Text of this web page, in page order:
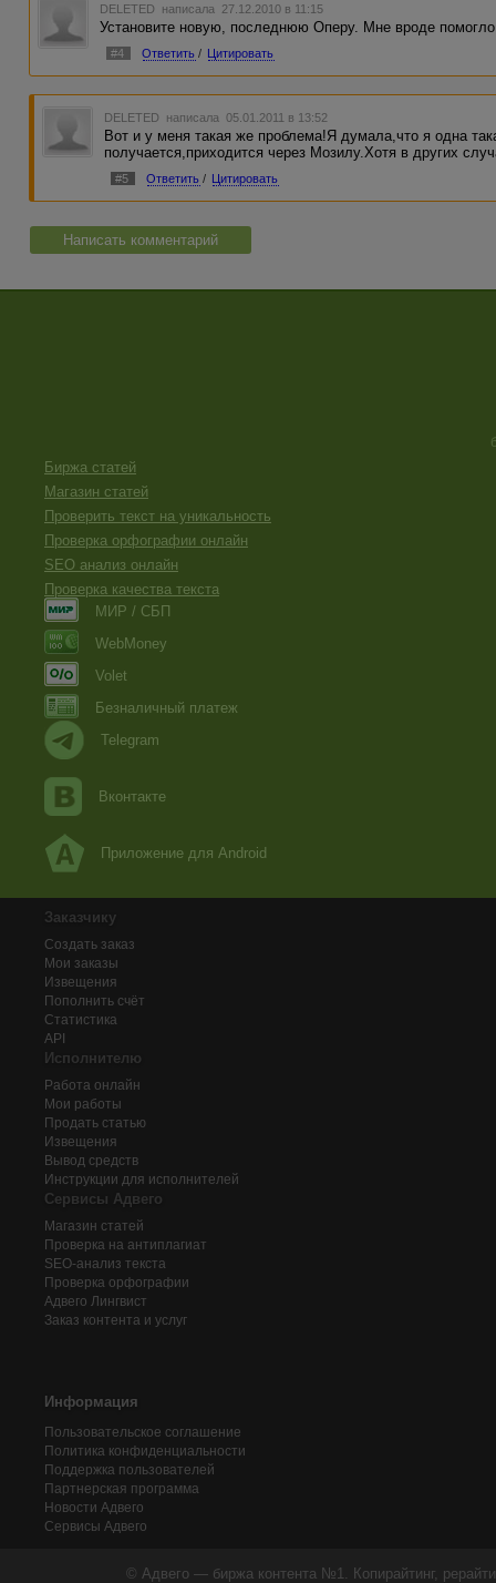
DELETED написала 27.12.2010 в 11:15
Установите новую, последнюю Оперу. Мне вроде
#4 Ответить / Цитировать
DELETED написала 05.01.2011 в 13:52
Вот и у меня такая же проблема!Я думала,что я одна
получается,приходится через Мозилу.Хотя в других
#5 Ответить / Цитировать
Написать комментарий
Биржа статей
Магазин статей
Проверить текст на уникальность
Проверка орфографии онлайн
SEO анализ онлайн
Проверка качества текста
МИР / СБП
WebMoney
Volet
Безналичный платеж
Telegram
Вконтакте
Приложение для Android
Заказчику
Создать заказ
Мои заказы
Извещения
Пополнить счёт
Статистика
API
Исполнителю
Работа онлайн
Мои работы
Продать статью
Извещения
Вывод средств
Инструкции для исполнителей
Сервисы Адвего
Магазин статей
Проверка на антиплагиат
SEO-анализ текста
Проверка орфографии
Адвего Лингвист
Заказ контента и услуг
Информация
Пользовательское соглашение
Политика конфиденциальности
Поддержка пользователей
Партнерская программа
Новости Адвего
Сервисы Адвего
© Адвего — биржа контента №1. Копирайтинг,